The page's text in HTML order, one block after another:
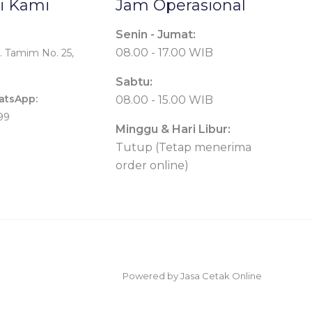
Kami
Tamim No. 25,
Jam Operasional
Senin - Jumat:
08.00 - 17.00 WIB
Sabtu:
08.00 - 15.00 WIB
Minggu & Hari Libur:
Tutup (Tetap menerima
order online)
Powered by Jasa Cetak Online